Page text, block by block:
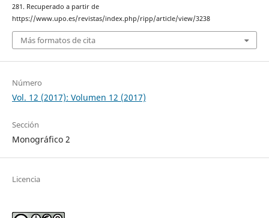
281. Recuperado a partir de
https://www.upo.es/revistas/index.php/ripp/article/view/3238
Más formatos de cita
Número
Vol. 12 (2017): Volumen 12 (2017)
Sección
Monográfico 2
Licencia